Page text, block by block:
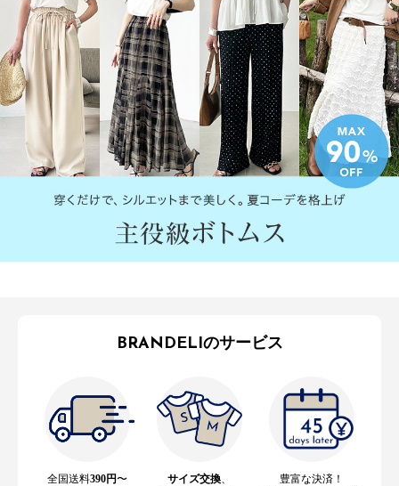
BRANDELIのサービス
全国送料390円〜
サイズ交換
豊富な決済！